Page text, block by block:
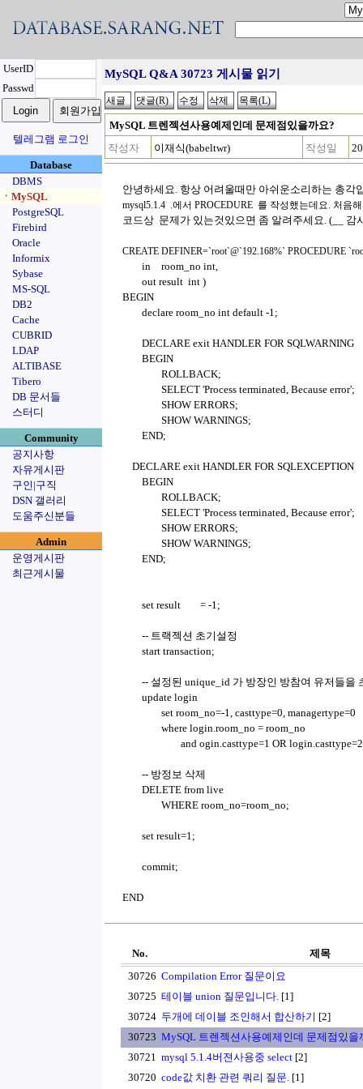
UserID
Passwd
텔레그램 로그인
Database
DBMS
ㆍMySQL
PostgreSQL
Firebird
Oracle
Informix
Sybase
MS-SQL
DB2
Cache
CUBRID
LDAP
ALTIBASE
Tibero
DB 문서들
스터디
Community
공지사항
자유게시판
구인|구직
DSN 갤러리
도움주신분들
Admin
운영게시판
최근게시물
MySQL Q&A 30723 게시물 읽기
MySQL 트렌젝션사용예제인데 문제점있을까요?
작성자
이재식(babeltwr) 작성일
안녕하세요. 항상 어려울때만 아쉬운소리하는 총각
mysql5.1.4 .에서 PROCEDURE 를 작성했는데요. 처음
코드상 문제가 있는것있으면 좀 알려주세요. (__ 감
CREATE DEFINER=`root`@`192.168%` PROCEDURE
in
room_no int,
out result int )
BEGIN
declare room_no int default -1;
DECLARE exit HANDLER FOR SQLWARNING
BEGIN
ROLLBACK;
SELECT 'Process terminated, Because error';
SHOW ERRORS;
SHOW WARNINGS;
END;
DECLARE exit HANDLER FOR SQLEXCEPTION
BEGIN
ROLLBACK;
SELECT 'Process terminated, Because error';
SHOW ERRORS;
SHOW WARNINGS;
END;
set result = -1;
-- 트랙젝션 초기설정
start transaction;
-- 설정된 unique_id 가 방장인 방참여 유저들을
update login
set room_no=-1, casttype=0, managertype=0
where login.room_no = room_no
and ogin.casttype=1 OR
-- 방정보 삭제
DELETE from live
WHERE room_no=room_no;
set result=1;
commit;
END
No.
제목
30726 Compilation Error 질문이요
30725 테이블 union 질문입니다. [1]
30724 두개에 데이블 조인해서 합산하기 [2]
30723 MySQL 트렌젝션사용예제인데 문제점있을
30721 mysql 5.1.4버젼사용중 select [2]
30720 code값 치환 관련 쿼리 질문. [1]